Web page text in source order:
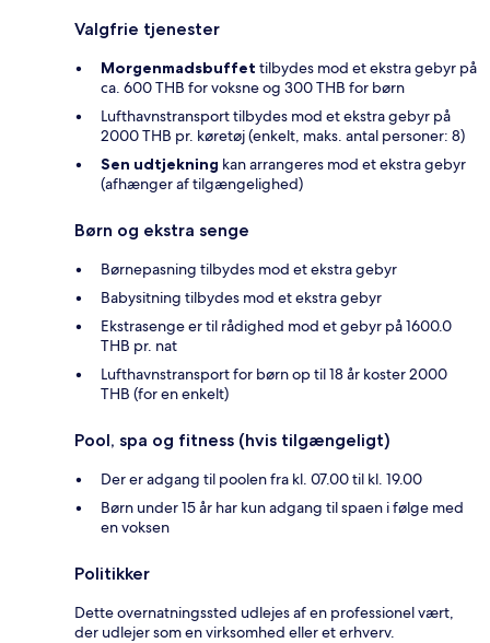
Valgfrie tjenester
Morgenmadsbuffet tilbydes mod et ekstra gebyr på
ca. 600 THB for voksne og 300 THB for børn
Lufthavnstransport tilbydes mod et ekstra gebyr på
2000 THB pr. køretøj (enkelt, maks. antal personer: 8)
Sen udtjekning kan arrangeres mod et ekstra gebyr
(afhænger af tilgængelighed)
Børn og ekstra senge
Børnepasning tilbydes mod et ekstra gebyr
Babysitning tilbydes mod et ekstra gebyr
Ekstrasenge er til rådighed mod et gebyr på 1600.0
THB pr. nat
Lufthavnstransport for børn op til 18 år koster 2000
THB (for en enkelt)
Pool, spa og fitness (hvis tilgængeligt)
Der er adgang til poolen fra kl. 07.00 til kl. 19.00
Børn under 15 år har kun adgang til spaen i følge med
en voksen
Politikker
Dette overnatningssted udlejes af en professionel vært,
der udlejer som en virksomhed eller et erhverv.